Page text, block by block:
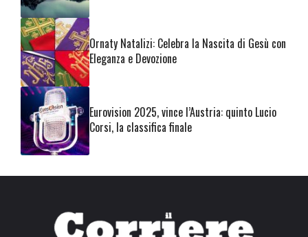
Ornaty Natalizi: Celebra la Nascita di Gesù con
Eleganza e Devozione
Eurovision 2025, vince l’Austria: quinto Lucio
Corsi, la classifica finale